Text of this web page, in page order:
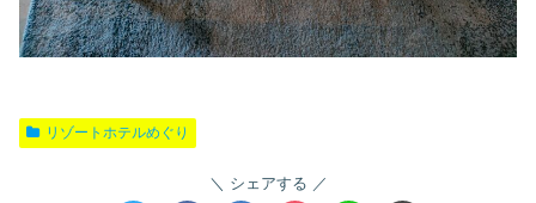
リゾートホテルめぐり
シェアする